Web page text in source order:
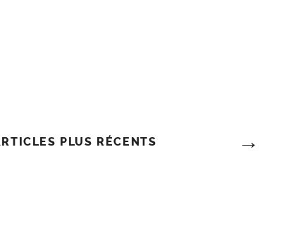
PLUS RÉCENTS